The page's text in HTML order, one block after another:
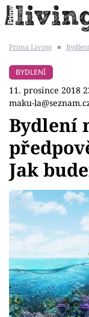
BYDLENÍ SLAVNÝCH
Témata
Bydlení
Zahrada
Design
Sledujte
Přihlášení
Prima Living ■ Bydlení
BYDLENÍ
11. prosince 2018
maku-
Bydlení
Jak